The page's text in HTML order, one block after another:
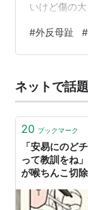
いけど傷の
るのは大変
す！ 治療す
の大きさ ピ
期間 ペンギ
#外反母趾 #
ネットで話題
20 ブックマーク
「安易にのど
って教訓をね
が喉ちんこ切